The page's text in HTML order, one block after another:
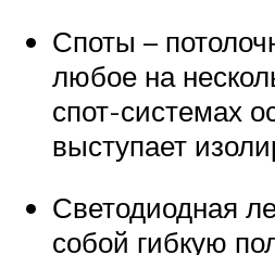
Споты –
любое на
спот-системах
выступает
Светодиодная
собой гибкую